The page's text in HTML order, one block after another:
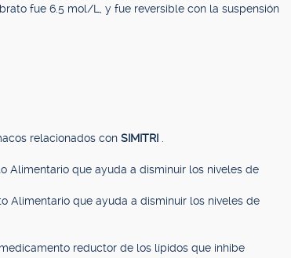
fue 6.5 mol/L, y fue reversible con la suspensión
relacionados con SIMITRI
Alimentario que ayuda a disminuir los niveles de
Alimentario que ayuda a disminuir los niveles de
reductor de los lípidos que inhibe